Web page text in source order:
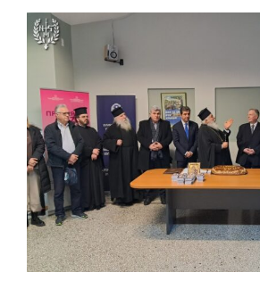
Προβολή
μεγαλύτερης